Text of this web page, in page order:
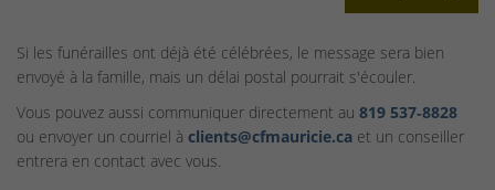
Si les funérailles ont déjà été célébrées, le message sera bien
envoyé à la famille, mais un délai postal pourrait s'écouler.
Vous pouvez aussi communiquer directement au 819 537‑8828
ou envoyer un courriel à clients@cfmauricie.ca et un conseiller
entrera en contact avec vous.